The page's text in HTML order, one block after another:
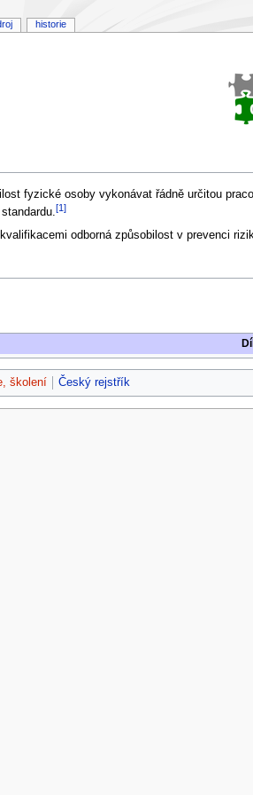
fyzické osoby vykonávat řádně určitou
[1]
odborná způsobilost v prevenci
školení Český rejstřík
historie